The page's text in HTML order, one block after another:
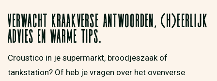
Verwacht kraakverse antwoorden, (h)eerlijk
advies en warme tips.
Croustico in je supermarkt, broodjeszaak of
tankstation? Of heb je vragen over het ovenverse